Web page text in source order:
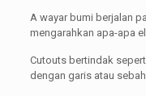
A wayar bumi berjalan
mengarahkan apa-apa
Cutouts bertindak
dengan garis atau